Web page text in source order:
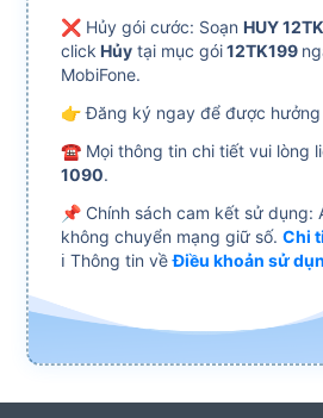
❌ Hủy gói cước: Soạn HUY
click Hủytại mục gói12TK199
MobiFone.
👉 Đăng ký ngay để được
☎ Mọi thông tin chi tiết vui lòng
1090.
📌 Chính sách cam kết sử dụng:
không chuyển mạng giữ số. Chi
ℹ️ Thông tin vềĐiều khoản sử